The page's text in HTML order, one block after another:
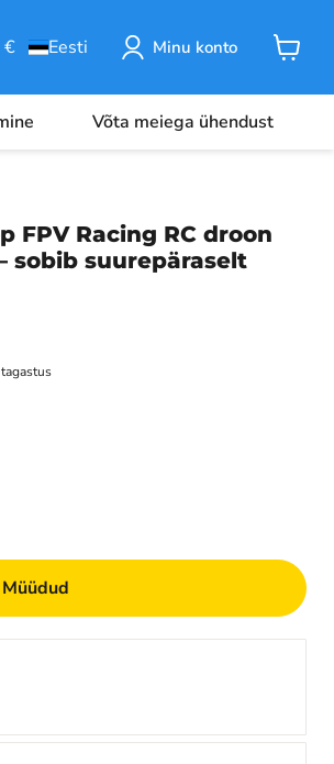
€ Eesti Minu konto
Võta meiega ühendust
FPV Racing RC droon
sobib suurepäraselt
Müüdud